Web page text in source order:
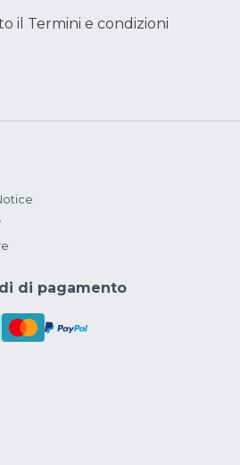
il Termini e condizioni
di pagamento